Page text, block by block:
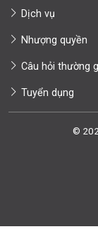
Dịch vụ
Nhượng quyền
Câu hỏi thường
Tuyển dụng
©